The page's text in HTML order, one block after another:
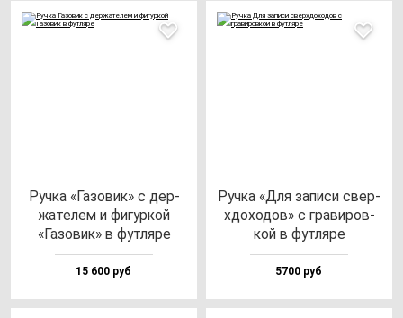
Руч­ка «Газо­вик» с дер­
жа­те­лем и фи­гур­кой
«Газо­вик» в фут­ля­ре
15 600 руб
Руч­ка «Для за­пи­си свер­
хдо­хо­дов» с гра­ви­ров­
кой в фут­ля­ре
5700 руб